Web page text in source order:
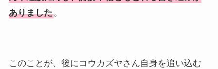
ありました。
このことが、後にコウカズヤさん自身を追い込む